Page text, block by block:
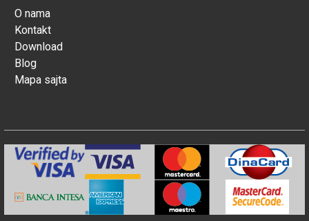
O nama
Kontakt
Download
Blog
Mapa sajta